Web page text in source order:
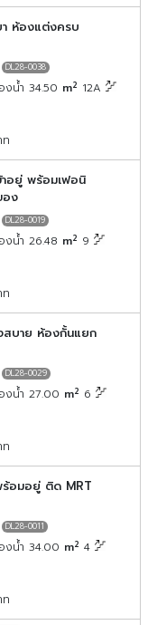
า ห้องแต่งครบ
DL28-0038
น้ำ 34.50 m2 12A
ท
าอยู่ พร้อมเฟอนิ
อง
DL28-0019
น้ำ 26.48 m2 9
ท
สบาย ห้องกั้นแยก
DL28-0029
งน้ำ 27.00 m2 6
ท
อมอยู่ ติด MRT
DL28-0011
งน้ำ 34.00 m2 4
ท